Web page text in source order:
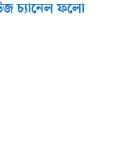
চ্যানেল ফলো